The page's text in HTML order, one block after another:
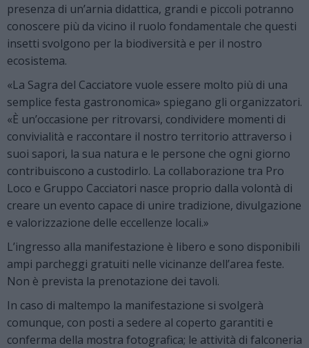
presenza di un’arnia didattica, grandi e piccoli potranno
conoscere più da vicino il ruolo fondamentale che questi
insetti svolgono per la biodiversità e per il nostro
ecosistema.
«La Sagra del Cacciatore vuole essere molto più di una
semplice festa gastronomica» spiegano gli organizzatori.
«È un’occasione per ritrovarsi, condividere momenti di
convivialità e raccontare il nostro territorio attraverso i
suoi sapori, la sua natura e le persone che ogni giorno
contribuiscono a custodirlo. La collaborazione tra Pro
Loco e Gruppo Cacciatori nasce proprio dalla volontà di
creare un evento capace di unire tradizione, divulgazione
e valorizzazione delle eccellenze locali.»
L’ingresso alla manifestazione è libero e sono disponibili
ampi parcheggi gratuiti nelle vicinanze dell’area feste.
Non è prevista la prenotazione dei tavoli.
In caso di maltempo la manifestazione si svolgerà
comunque, con posti a sedere al coperto garantiti e
conferma della mostra fotografica; le attività di falconeria